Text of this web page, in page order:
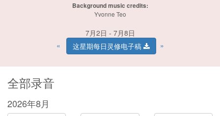
Background music credits:
Yvonne Teo
7月2日 - 7月8日
«
这星期每日灵修电子稿 »
全部录音
2026年8月